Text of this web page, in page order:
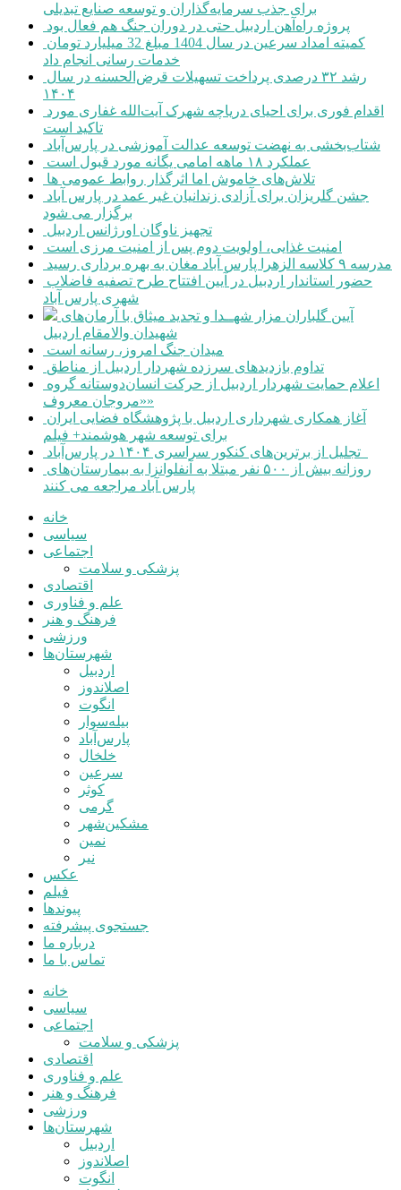
برای جذب سرمایه‌گذاران و توسعه صنایع تبدیلی
پروژه راه‌آهن اردبیل حتی در دوران جنگ هم فعال بود
خدمات رسانی انجام داد
۱۴۰۴
تاکید است
شتاب‌بخشی به نهضت توسعه عدالت آموزشی در پارس‌آباد
عملکرد ۱۸ ماهه امامی یگانه مورد قبول است
تلاش‌های خاموش اما اثرگذار روابط عمومی ها
برگزار می شود
تجهیز ناوگان اورژانس اردبیل
امنیت غذایی، اولویت دوم پس از امنیت مرزی است
مدرسه ۹ کلاسه الزهرا پارس آباد مغان به بهره برداری رسید
شهری پارس آباد
شهیدان والامقام اردبیل
میدان جنگ امروز، رسانه است
تداوم بازدیدهای سرزده شهردار اردبیل از مناطق
«مروجان معروف»
برای توسعه شهر هوشمند+ فیلم
پارس آباد مراجعه می کنند
خانه
سیاسی
اجتماعی
پزشکی و سلامت
اقتصادی
علم و فناوری
فرهنگ و هنر
ورزشی
شهرستان‌ها
اردبیل
اصلاندوز
انگوت
بیله‌سوار
پارس‌آباد
خلخال
سرعین
کوثر
گرمی
مشکین‌شهر
نمین
نیر
عکس
فیلم
پیوندها
جستجوی پیشرفته
درباره ما
تماس با ما
خانه
سیاسی
اجتماعی
پزشکی و سلامت
اقتصادی
علم و فناوری
فرهنگ و هنر
ورزشی
شهرستان‌ها
اردبیل
اصلاندوز
انگوت